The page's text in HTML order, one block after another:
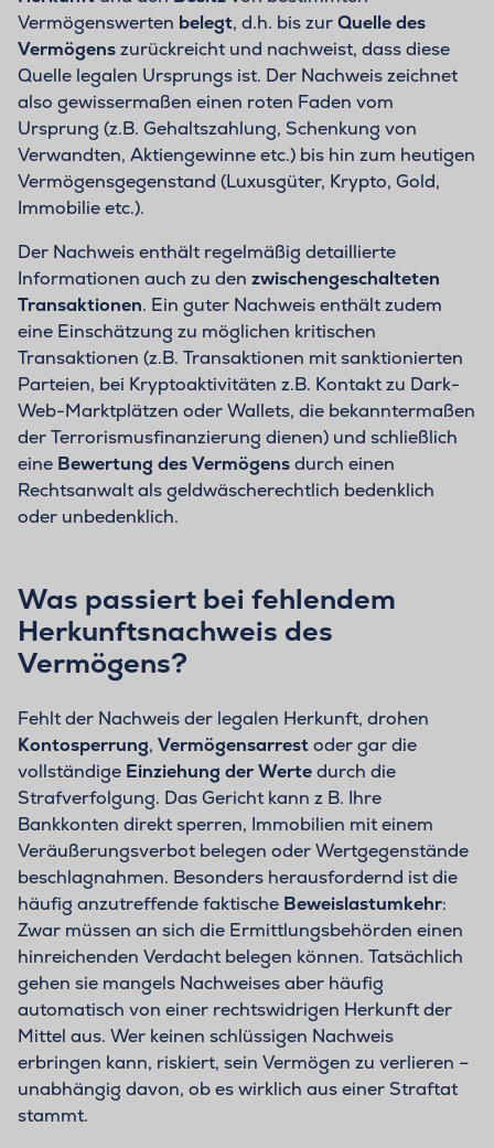
Vermögenswerten belegt, d.h. bis zurQuelle des
Vermögenszurückreicht und nachweist, dass diese
Quelle legalen Ursprungs ist. Der Nachweis zeichnet
also gewissermaßen einen roten Faden vom
Ursprung (z.B. Gehaltszahlung, Schenkung von
Verwandten, Aktiengewinne etc.) bis hin zum heutigen
Vermögensgegenstand (Luxusgüter, Krypto, Gold,
Immobilie etc.).
Der Nachweis enthält regelmäßig detaillierte
Informationen auch zu den zwischengeschalteten
Transaktionen. Ein guter Nachweis enthält zudem
eine Einschätzung zu möglichen kritischen
Transaktionen (z.B. Transaktionen mit sanktionierten
Parteien, bei Kryptoaktivitäten z.B. Kontakt zu Dark-
Web-Marktplätzen oder Wallets, die bekanntermaßen
der Terrorismusfinanzierung dienen) und schließlich
eine Bewertung des Vermögensdurch einen
Rechtsanwalt als geldwäscherechtlich bedenklich
oder unbedenklich.
Was passiert bei fehlendem
Herkunftsnachweis des
Vermögens?
Fehlt der Nachweis der legalen Herkunft, drohen
Kontosperrung, Vermögensarrestoder gar die
vollständige Einziehung der Wertedurch die
Strafverfolgung. Das Gericht kann z B. Ihre
Bankkonten direkt sperren, Immobilien mit einem
Veräußerungsverbot belegen oder Wertgegenstände
beschlagnahmen. Besonders herausfordernd ist die
häufig anzutreffende faktische Beweislastumkehr:
Zwar müssen an sich die Ermittlungsbehörden einen
hinreichenden Verdacht belegen können. Tatsächlich
gehen sie mangels Nachweises aber häufig
automatisch von einer rechtswidrigen Herkunft der
Mittel aus. Wer keinen schlüssigen Nachweis
erbringen kann, riskiert, sein Vermögen zu verlieren –
unabhängig davon, ob es wirklich aus einer Straftat
stammt.